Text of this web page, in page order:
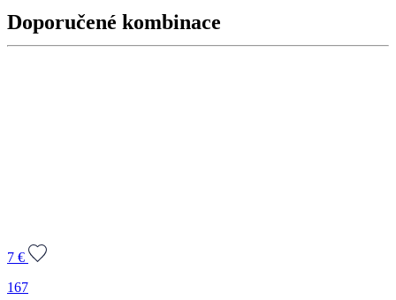
Doporučené kombinace
7 €
167